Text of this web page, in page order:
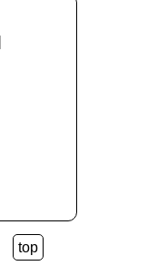
top